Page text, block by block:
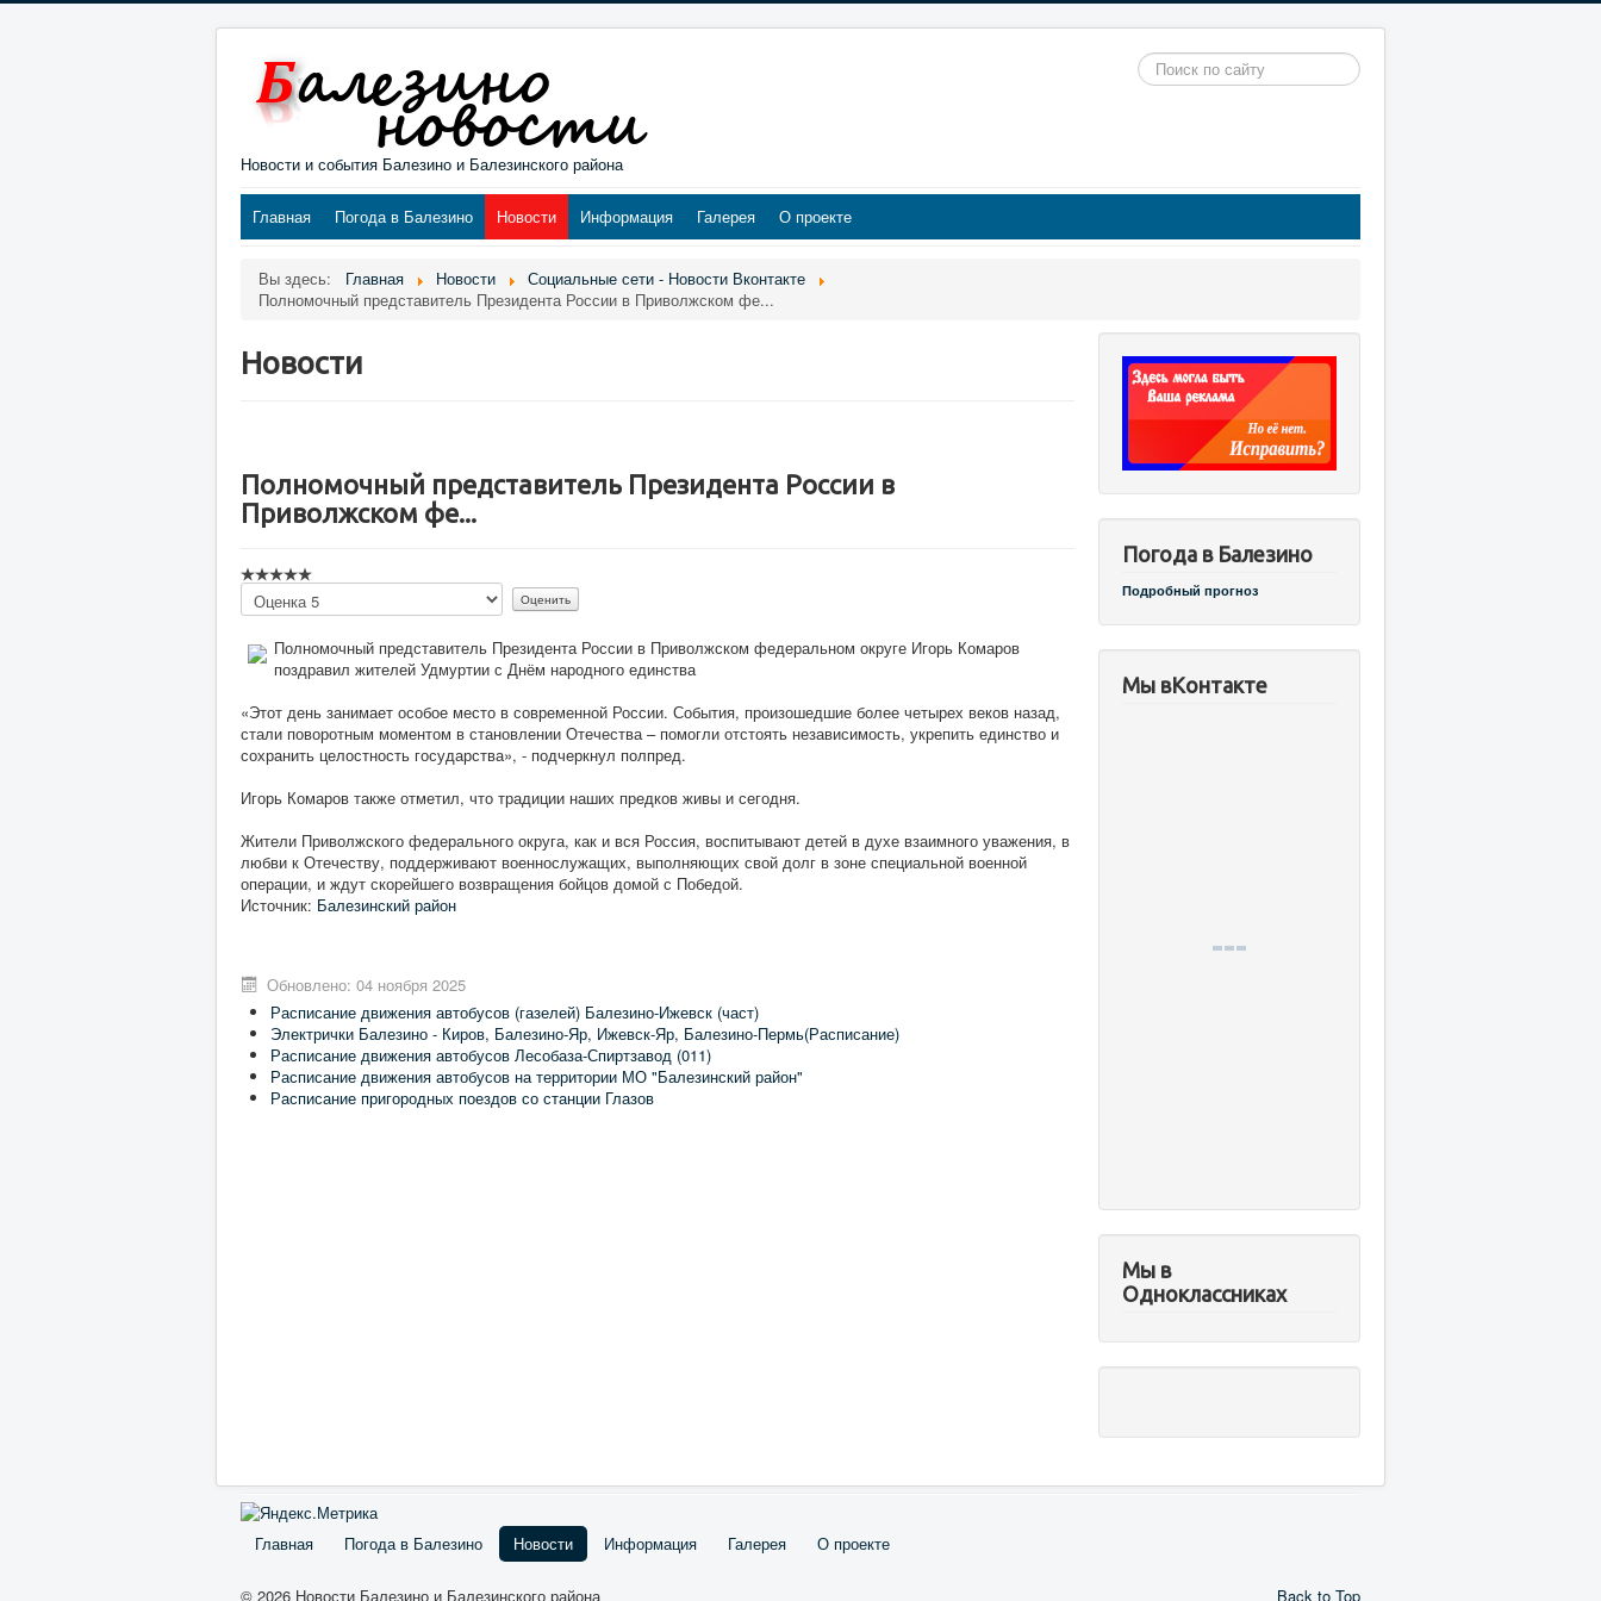
Новости и события Балезино и Балезинского района
Искать...
Главная Погода в Балезино Новости Информация Галерея О проекте
Вы здесь: Главная Новости
Социальные сети - Новости Вконтакте
Полномочный представитель Президента России в Приволжском фе...
Новости
Полномочный представитель Президента России в
Приволжском фе...
Пожалуйста,
оцените
Полномочный представитель Президента России в Приволжском федеральном округе Игорь Комаров
поздравил жителей Удмуртии с Днём народного единства
«Этот день занимает особое место в современной России. События, произошедшие более четырех веков назад,
стали поворотным моментом в становлении Отечества – помогли отстоять независимость, укрепить единство и
сохранить целостность государства», - подчеркнул полпред.
Игорь Комаров также отметил, что традиции наших предков живы и сегодня.
Жители Приволжского федерального округа, как и вся Россия, воспитывают детей в духе взаимного уважения, в
любви к Отечеству, поддерживают военнослужащих, выполняющих свой долг в зоне специальной военной
операции, и ждут скорейшего возвращения бойцов домой с Победой.
Источник: Балезинский район
Обновлено: 04 ноября 2025
Расписание движения автобусов (газелей) Балезино-Ижевск (част)
Электрички Балезино - Киров, Балезино-Яр, Ижевск-Яр, Балезино-Пермь(Расписание)
Расписание движения автобусов Лесобаза-Спиртзавод (011)
Расписание движения автобусов на территории МО "Балезинский район"
Расписание пригородных поездов со станции Глазов
Погода в Балезино
Подробный прогноз
Мы вКонтакте
Мы в
Одноклассниках
Главная Погода в Балезино Новости Информация Галерея О проекте
Back to Top
© 2026 Новости Балезино и Балезинского района